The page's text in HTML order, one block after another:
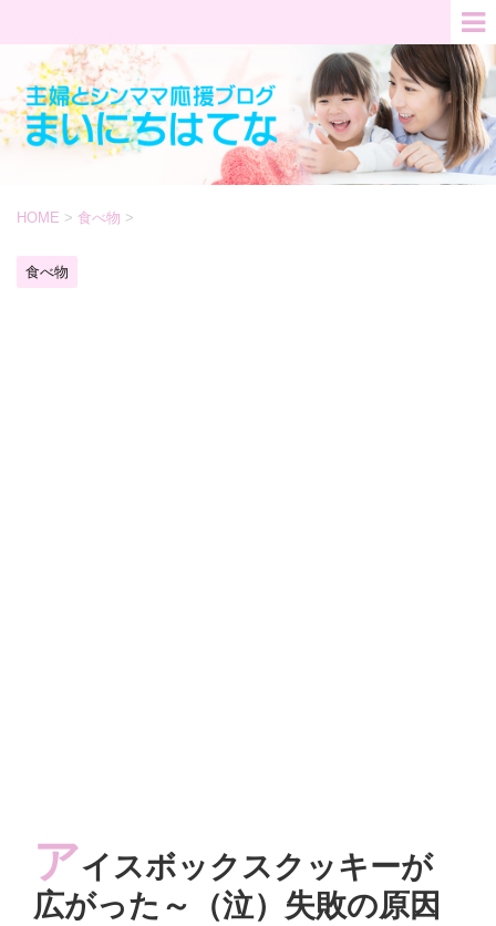
HOME > 食べ物 >
食べ物
アイスボックスクッキーが
広がった～（泣）失敗の原因